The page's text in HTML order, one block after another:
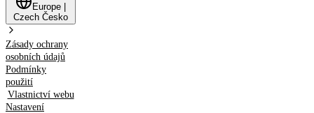
Europe
Czech Česko
Zásady ochrany
osobních údajů
Podmínky
použití
Vlastnictví webu
Nastavení